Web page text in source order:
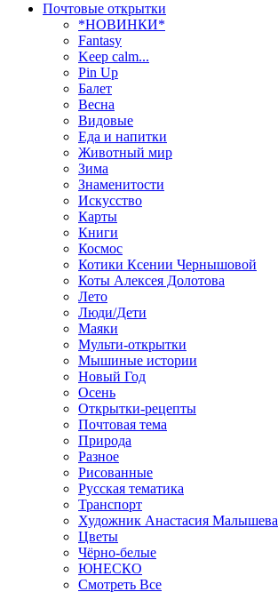
Почтовые открытки
*НОВИНКИ*
Fantasy
Keep calm...
Pin Up
Балет
Весна
Видовые
Еда и напитки
Животный мир
Зима
Знаменитости
Искусство
Карты
Книги
Космос
Котики Ксении Чернышовой
Коты Алексея Долотова
Лето
Люди/Дети
Маяки
Мульти-открытки
Мышиные истории
Новый Год
Осень
Открытки-рецепты
Почтовая тема
Природа
Разное
Рисованные
Русская тематика
Транспорт
Художник Анастасия Малышева
Цветы
Чёрно-белые
ЮНЕСКО
Смотреть Все